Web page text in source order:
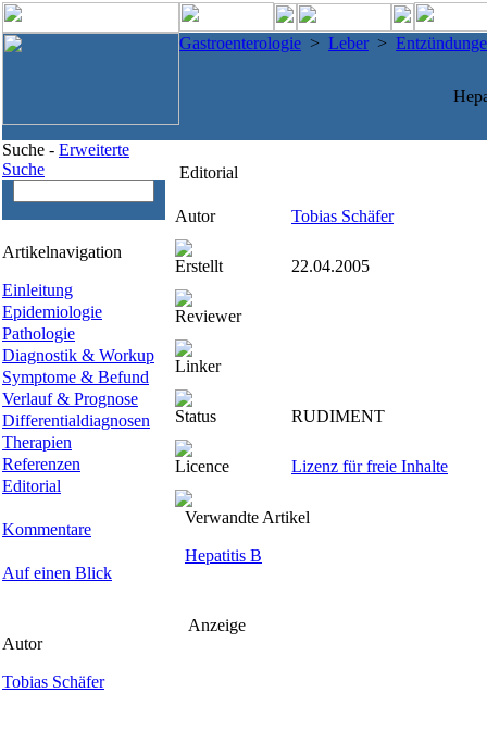
Gastroenterologie > Leber >
Suche - Erweiterte
Suche
Artikelnavigation
Einleitung
Epidemiologie
Pathologie
Diagnostik & Workup
Symptome & Befund
Verlauf & Prognose
Differentialdiagnosen
Therapien
Referenzen
Editorial
Kommentare
Auf einen Blick
Autor
Tobias Schäfer
Editorial
Autor Tobias Schäfer
Erstellt 22.04.2005
Reviewer
Linker
Status RUDIMENT
Licence Lizenz für freie Inhalte
Verwandte Artikel
Hepatitis B
Anzeige